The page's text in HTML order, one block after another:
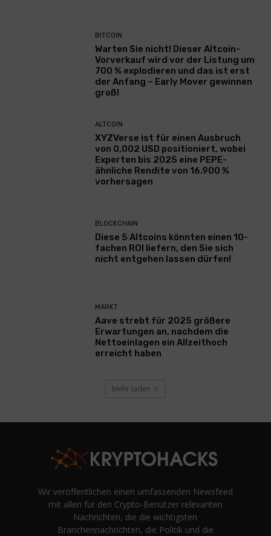
BITCOIN
Warten Sie nicht! Dieser Altcoin-
Vorverkauf wird vor der Listung um
700 % explodieren und das ist erst
der Anfang – Early Mover gewinnen
groß!
ALTCOIN
XYZVerse ist für einen Ausbruch
von 0,002 USD positioniert, wobei
Experten bis 2025 eine PEPE-
ähnliche Rendite von 16.900 %
vorhersagen
BLOCKCHAIN
Diese 5 Altcoins könnten einen 10-
fachen ROI liefern, den Sie sich
nicht entgehen lassen dürfen!
MARKT
Aave strebt für 2025 größere
Erwartungen an, nachdem die
Nettoeinlagen ein Allzeithoch
erreicht haben
Mehr laden
Wir veröffentlichen einen umfassenden Newsfeed
mit allen für den Crypto-Benutzer relevanten
Nachrichten, die die wichtigsten
Branchennachrichten, die Politik und die